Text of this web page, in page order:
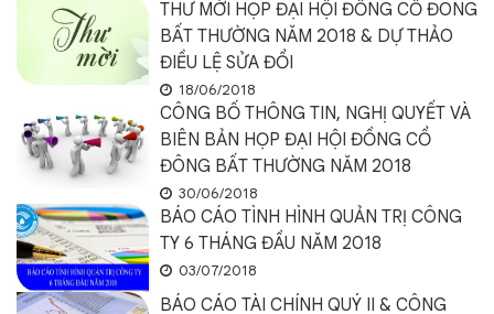
THƯ MỜI HỌP ĐẠI HỘI ĐỒNG CỔ ĐÔNG
BẤT THƯỜNG NĂM 2018 & DỰ THẢO
ĐIỀU LỆ SỬA ĐỔI
18/06/2018
CÔNG BỐ THÔNG TIN, NGHỊ QUYẾT VÀ
BIÊN BẢN HỌP ĐẠI HỘI ĐỒNG CỔ
ĐÔNG BẤT THƯỜNG NĂM 2018
30/06/2018
BÁO CÁO TÌNH HÌNH QUẢN TRỊ CÔNG
TY 6 THÁNG ĐẦU NĂM 2018
03/07/2018
BÁO CÁO TÀI CHÍNH QUÝ II & CÔNG